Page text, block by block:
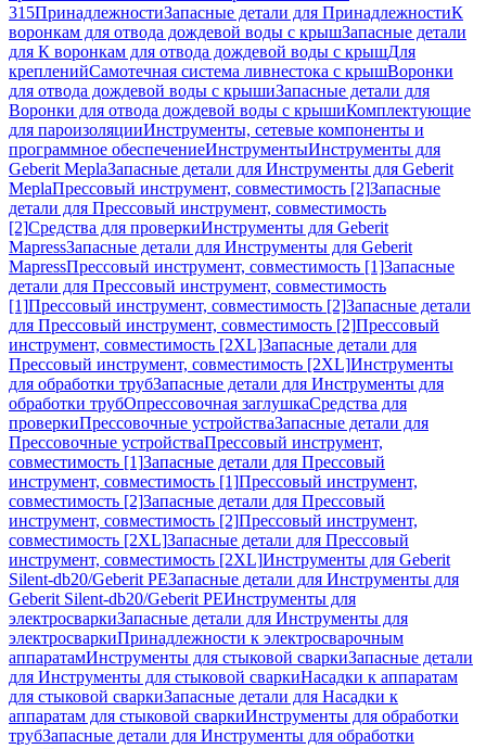
315ПринадлежностиЗапасные детали для ПринадлежностиК
воронкам для отвода дождевой воды с крышЗапасные детали
для К воронкам для отвода дождевой воды с крышДля
крепленийСамотечная система ливнестока с крышВоронки
для отвода дождевой воды с крышиЗапасные детали для
Воронки для отвода дождевой воды с крышиКомплектующие
для пароизоляцииИнструменты, сетевые компоненты и
программное обеспечениеИнструментыИнструменты для
Geberit MeplaЗапасные детали для Инструменты для Geberit
MeplaПрессовый инструмент, совместимость [2]Запасные
детали для Прессовый инструмент, совместимость
[2]Средства для проверкиИнструменты для Geberit
MapressЗапасные детали для Инструменты для Geberit
MapressПрессовый инструмент, совместимость [1]Запасные
детали для Прессовый инструмент, совместимость
[1]Прессовый инструмент, совместимость [2]Запасные детали
для Прессовый инструмент, совместимость [2]Прессовый
инструмент, совместимость [2XL]Запасные детали для
Прессовый инструмент, совместимость [2XL]Инструменты
для обработки трубЗапасные детали для Инструменты для
обработки трубОпрессовочная заглушкаСредства для
проверкиПрессовочные устройстваЗапасные детали для
Прессовочные устройстваПрессовый инструмент,
совместимость [1]Запасные детали для Прессовый
инструмент, совместимость [1]Прессовый инструмент,
совместимость [2]Запасные детали для Прессовый
инструмент, совместимость [2]Прессовый инструмент,
совместимость [2XL]Запасные детали для Прессовый
инструмент, совместимость [2XL]Инструменты для Geberit
Silent-db20/Geberit PEЗапасные детали для Инструменты для
Geberit Silent-db20/Geberit PEИнструменты для
электросваркиЗапасные детали для Инструменты для
электросваркиПринадлежности к электросварочным
аппаратамИнструменты для стыковой сваркиЗапасные детали
для Инструменты для стыковой сваркиНасадки к аппаратам
для стыковой сваркиЗапасные детали для Насадки к
аппаратам для стыковой сваркиИнструменты для обработки
трубЗапасные детали для Инструменты для обработки